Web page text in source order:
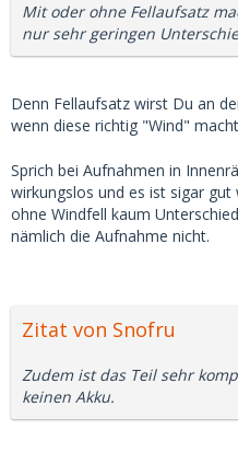
Mit oder ohne Fellaufsatz
nur sehr geringen
Denn Fellaufsatz wirst Du an
wenn diese richtig "Wind"
Sprich bei Aufnahmen in
wirkungslos und es ist sigar
ohne Windfell kaum
nämlich die Aufnahme nicht.
Zitat von Snofru
Zudem ist das Teil sehr
keinen Akku.